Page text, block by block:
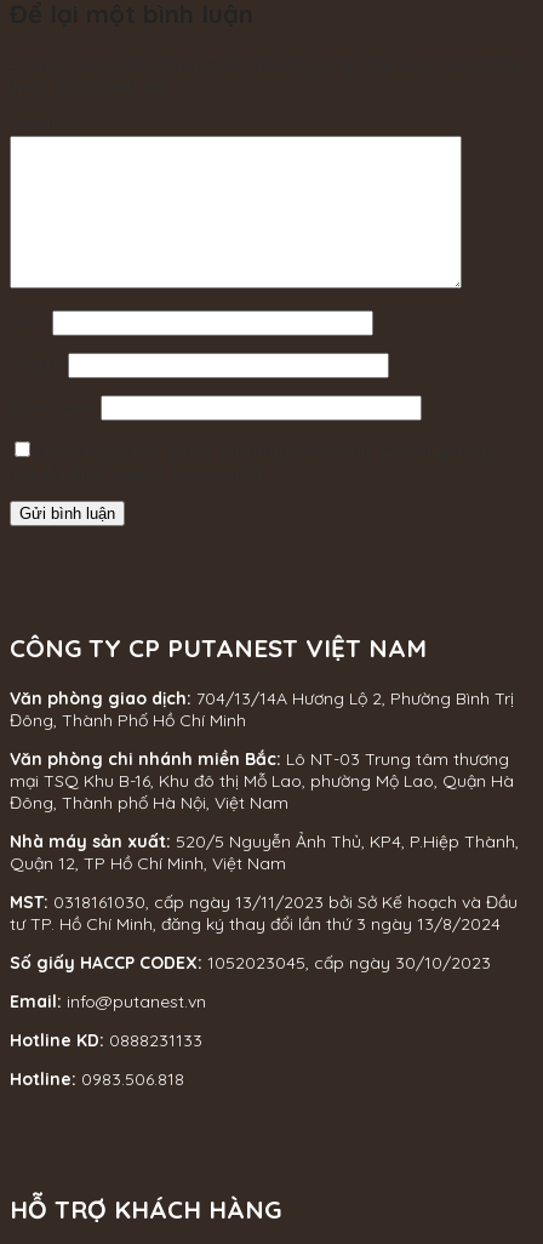
CÔNG TY CP PUTANEST VIỆT NAM
Văn phòng giao dịch: 704/13/14A Hương Lộ 2, Phường Bình Trị
Đông, Thành Phố Hồ Chí Minh
Văn phòng chi nhánh miền Bắc: Lô NT-03 Trung tâm thương
mại TSQ Khu B-16, Khu đô thị Mỗ Lao, phường Mộ Lao, Quận Hà
Đông, Thành phố Hà Nội, Việt Nam
Nhà máy sản xuất: 520/5 Nguyễn Ảnh Thủ, KP4, P.Hiệp Thành,
Quận 12, TP Hồ Chí Minh, Việt Nam
MST: 0318161030, cấp ngày 13/11/2023 bởi Sở Kế hoạch và Đầu
tư TP. Hồ Chí Minh, đăng ký thay đổi lần thứ 3 ngày 13/8/2024
Số giấy HACCP CODEX: 1052023045, cấp ngày 30/10/2023
Email: info@putanest.vn
Hotline KD: 0888231133
Hotline: 0983.506.818
HỖ TRỢ KHÁCH HÀNG